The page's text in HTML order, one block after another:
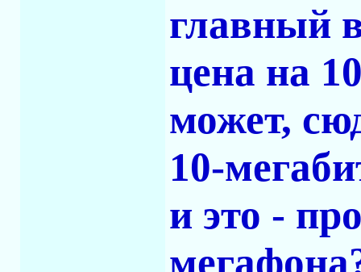
главный
цена на
может,
10-
и это -